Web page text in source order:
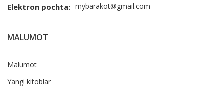
Elektron pochta: mybarakot@gmail.com
MALUMOT
Malumot
Yangi kitoblar